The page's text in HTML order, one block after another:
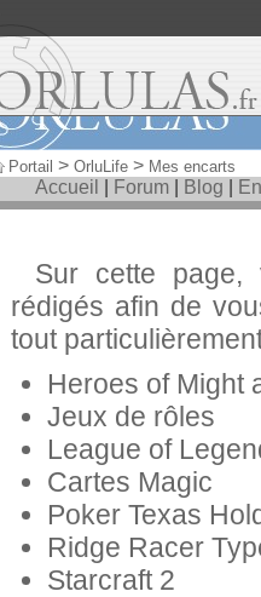
Portail > OrluLife > Mes encarts
Accueil Forum Blog
Sur cette page,
rédigés afin de
tout
Heroes of Might
Jeux de rôles
League of
Cartes Magic
Poker Texas
Ridge Racer
Starcraft 2